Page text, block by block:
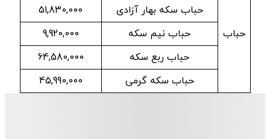
حباب
حباب سکه بهار آزادی
51,830,000
حباب نیم سکه
9,920,000
حباب ربع سکه
64,580,000
حباب سکه گرمی
45,990,000